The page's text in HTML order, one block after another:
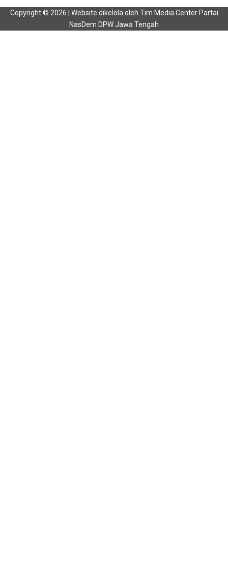
Copyright © 2026 | Website dikelola oleh Tim Media Center Partai
NasDem DPW Jawa Tengah